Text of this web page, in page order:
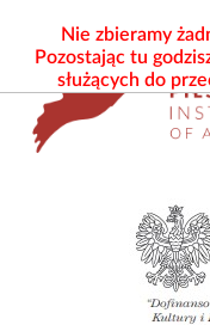
Nie zbieramy
Pozostając tu
służących do